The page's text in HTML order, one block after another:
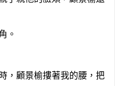
。
，顧景榆摟著我的腰，把